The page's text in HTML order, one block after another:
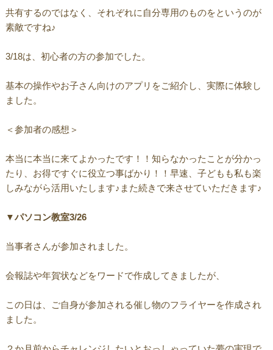
共有するのではなく、それぞれに自分専用のものをというのが
素敵ですね♪
3/18は、初心者の方の参加でした。
基本の操作やお子さん向けのアプリをご紹介し、実際に体験し
ました。
＜参加者の感想＞
本当に本当に来てよかったです！！知らなかったことが分かっ
たり、お得ですぐに役立つ事ばかり！！早速、子どもも私も楽
しみながら活用いたします♪また続きで来させていただきます♪
▼パソコン教室3/26
当事者さんが参加されました。
会報誌や年賀状などをワードで作成してきましたが、
この日は、ご自身が参加される催し物のフライヤーを作成され
ました。